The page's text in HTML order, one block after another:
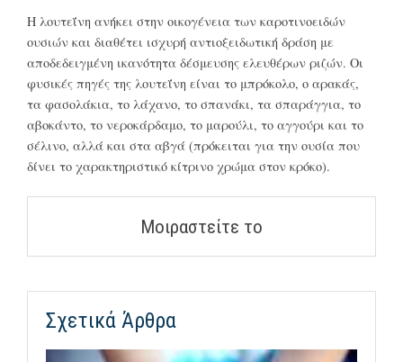
Η λουτεΐνη ανήκει στην οικογένεια των καροτινοειδών
ουσιών και διαθέτει ισχυρή αντιοξειδωτική δράση με
αποδεδειγμένη ικανότητα δέσμευσης ελευθέρων ριζών. Οι
φυσικές πηγές της λουτεΐνη είναι το μπρόκολο, ο αρακάς,
τα φασολάκια, το λάχανο, το σπανάκι, τα σπαράγγια, το
αβοκάντο, το νεροκάρδαμο, το μαρούλι, το αγγούρι και το
σέλινο, αλλά και στα αβγά (πρόκειται για την ουσία που
δίνει το χαρακτηριστικό κίτρινο χρώμα στον κρόκο).
Μοιραστείτε το
Σχετικά Άρθρα